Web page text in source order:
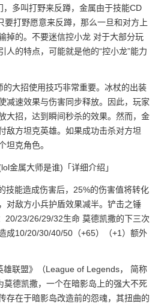
，多叫打野来反蹲，金属由于技能CD
要打野愿意来反蹲，那么一旦和对方上
掉的。不要迷信控小龙 对于大部分玩
人的特点，可能就是他的“控小龙”能力
的大招使用技巧非常重要。冰杖的出装
减速效果与伤害同步释放。因此，玩家
大招，达到瞬间秒杀的效果。然而，金
敌方坦克英雄。如果成功击杀对方坦
坦克角色。
金属大师是谁)「详细介绍」
技能造成伤害后，25%的伤害值将转化
对敌方小兵护盾效果减半。铲击之锤
20/23/26/29/32生命 莫德凯撒的下三次
成10/20/30/40/50（+65）（+1）额外
雄联盟》（League of Legends， 简称
莫德凯撒，一个在暗影岛上的强大不死
存在于暗影岛改造前的怨魂，其扭曲的